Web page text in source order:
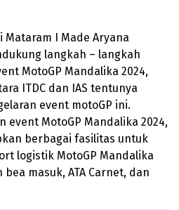
Mataram I Made Aryana
langkah – langkah
MotoGP Mandalika 2024,
ITDC dan IAS tentunya
event motoGP ini.
event MotoGP Mandalika 2024,
berbagai fasilitas untuk
logistik MotoGP Mandalika
masuk, ATA Carnet, dan